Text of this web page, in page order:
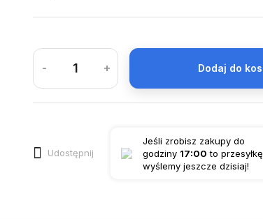
- + Dodaj do
Udostępnij
Jeśli zrobisz zakupy do
godziny 17:00 to przesyłkę
wyślemy jeszcze dzisiaj!